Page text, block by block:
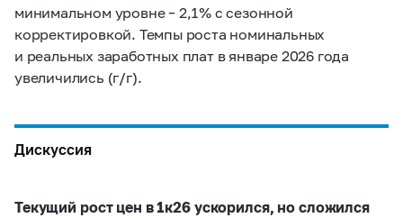
минимальном уровне – 2,1% с сезонной
корректировкой. Темпы роста номинальных
и реальных заработных плат в январе 2026 года
увеличились (г/г).
Дискуссия
Текущий рост цен в 1к26 ускорился, но сложился